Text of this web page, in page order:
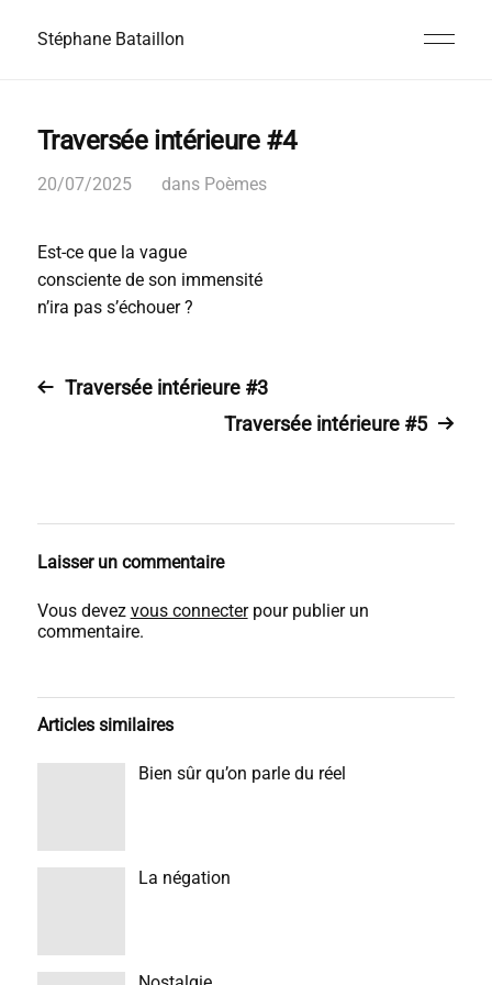
Stéphane Bataillon
Traversée intérieure #4
20/07/2025 dans Poèmes
Est-ce que la vague
consciente de son immensité
n’ira pas s’échouer ?
Traversée intérieure #3
Traversée intérieure #5
Laisser un commentaire
Vous devez vous connecterpour publier un
commentaire.
Articles similaires
Bien sûr qu’on parle du réel
La négation